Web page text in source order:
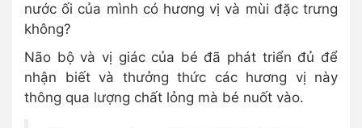
nước ối của mình có hương vị và mùi đặc trưng
không?
Não bộ và vị giác của bé đã phát triển đủ để
nhận biết và thưởng thức các hương vị này
thông qua lượng chất lỏng mà bé nuốt vào.